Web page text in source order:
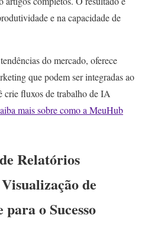
e na capacidade de
do mercado, oferece
que podem ser integradas ao
crie fluxos de trabalho de IA
mais sobre como a MeuHub
Relatórios
de
para o Sucesso